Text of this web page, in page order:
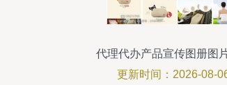
代理代办产品宣传图册图
更新时间：2026-08-